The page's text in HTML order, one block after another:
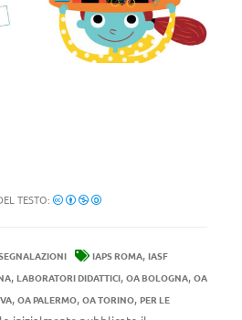
TESTO:
IAPS ROMA, IASF
, LABORATORI DIDATTICI, OA BOLOGNA, OA
, OA PALERMO, OA TORINO, PER LE